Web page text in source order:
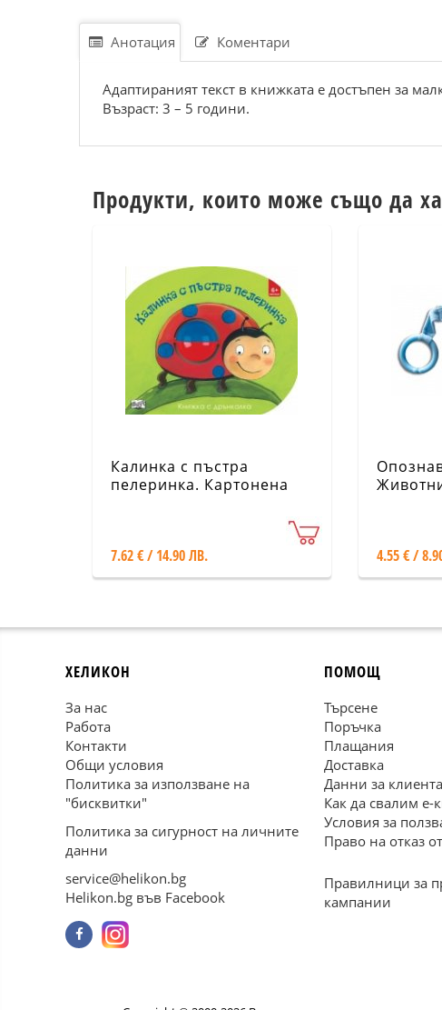
Анотация Коментари
Адаптираният текст в книжката е достъпен за
Възраст: 3 – 5 години.
Продукти, които може също да
Калинка с пъстра
пелеринка. Картонена
7.62 € / 14.90 ЛВ. 4.55 € /
ХЕЛИКОН
За нас
Работа
Контакти
Общи условия
Политика за използване на
"бисквитки"
Политика за сигурност на личните
данни
service@helikon.bg
Helikon.bg във Facebook
ПОМОЩ
Търсене
Поръчка
Плащания
Доставка
Данни за клиента
Как да свалим е-
Условия за
Право на отказ
Правилници за
кампании